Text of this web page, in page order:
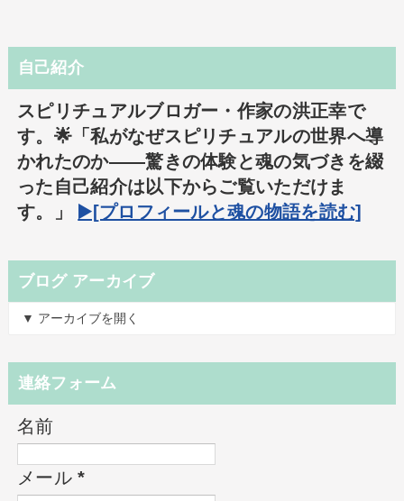
自己紹介
スピリチュアルブロガー・作家の洪正幸で
す。🌟「私がなぜスピリチュアルの世界へ導
かれたのか――驚きの体験と魂の気づきを綴
った自己紹介は以下からご覧いただけま
す。」
▶️[プロフィールと魂の物語を読む]
ブログ アーカイブ
▼ アーカイブを開く
連絡フォーム
名前
メール*